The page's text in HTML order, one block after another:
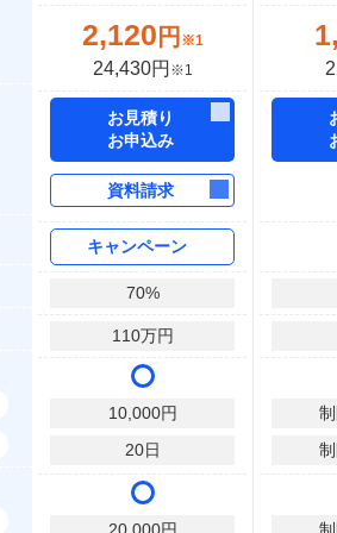
2,120 円 ※1
24,430円 ※1
お見積り
お申込み
資料請求
キャンペーン
70%
110万円
10,000円
20日